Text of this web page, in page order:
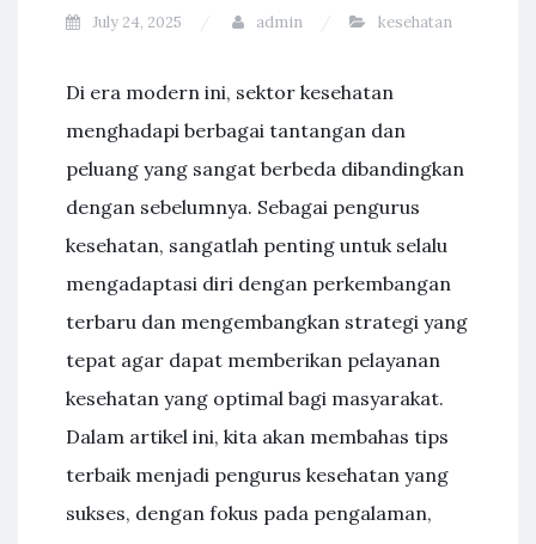
July 24, 2025 admin kesehatan
Di era modern ini, sektor kesehatan
menghadapi berbagai tantangan dan
peluang yang sangat berbeda dibandingkan
dengan sebelumnya. Sebagai pengurus
kesehatan, sangatlah penting untuk selalu
mengadaptasi diri dengan perkembangan
terbaru dan mengembangkan strategi yang
tepat agar dapat memberikan pelayanan
kesehatan yang optimal bagi masyarakat.
Dalam artikel ini, kita akan membahas tips
terbaik menjadi pengurus kesehatan yang
sukses, dengan fokus pada pengalaman,